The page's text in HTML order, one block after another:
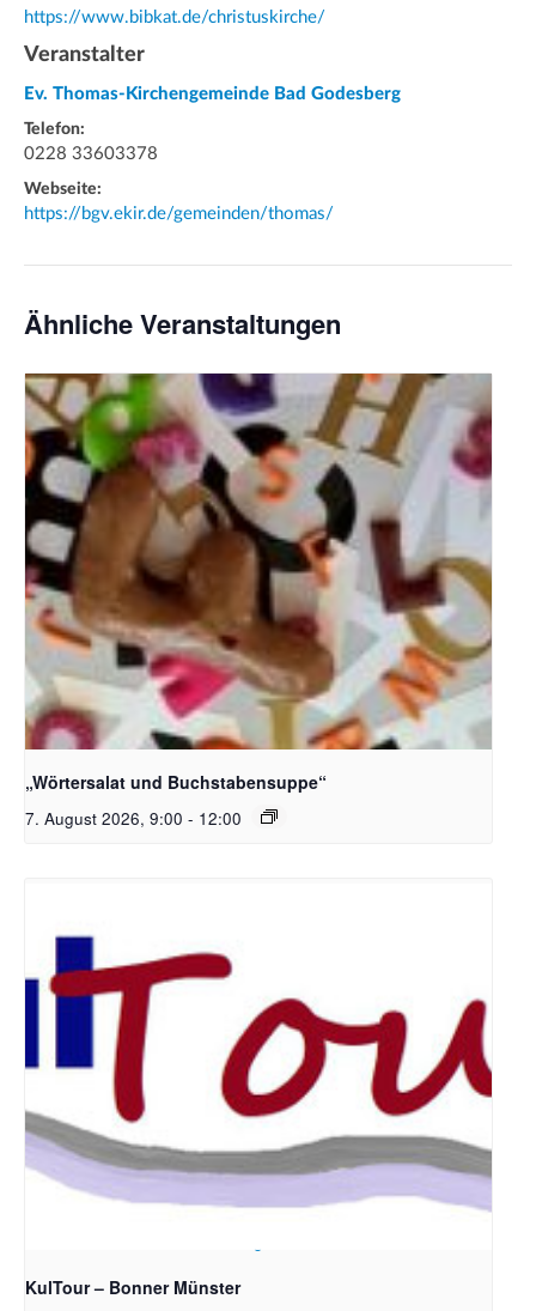
https://www.bibkat.de/christuskirche/
Veranstalter
Ev. Thomas-Kirchengemeinde Bad Godesberg
Telefon:
0228 33603378
Webseite:
https://bgv.ekir.de/gemeinden/thomas/
Ähnliche Veranstaltungen
Bildquelle_ Pixabay Free_Christoph Meinersmann
„Wörtersalat und Buchstabensuppe“
7. August 2026, 9:00 - 12:00
KulTour – Bonner Münster